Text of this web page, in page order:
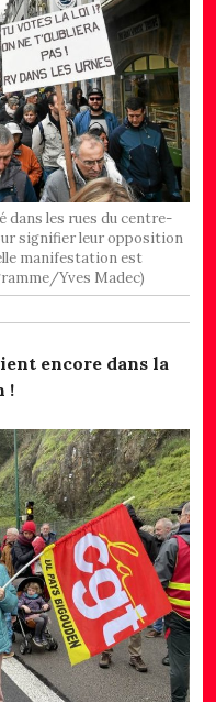
dans les rues du centre-
signifier leur opposition
manifestation est
Yves Madec)
encore dans la
!